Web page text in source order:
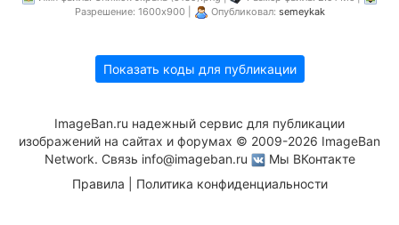
Разрешение: 1600x900 |
Опубликовал: semeykak
Показать коды для публикации
ImageBan.ru надежный сервис для публикации
изображений на сайтах и форумах © 2009-2026 ImageBan
Network. Связь info@imageban.ru
Мы ВКонтакте
Правила
Политика конфиденциальности